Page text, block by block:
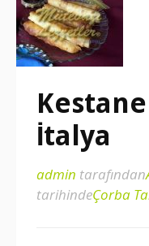
İtalya
admin tarafından
tarihindeÇorba